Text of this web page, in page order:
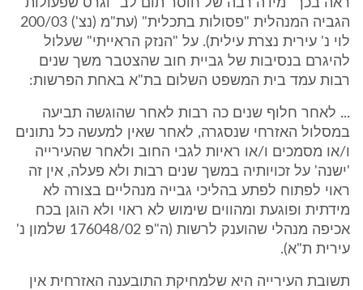
ראה בכך "מידה רבה של חוסר תום לב" וגרס שפעולות
הגביה המנהלית "פסולות בתכלית" (עת"מ (נצ') 200/03
לוי נ' עירית נצרת עילית). על "הנזק הראייתי" שעלול
להיגרם בנסיבות של גביית חוב שהצטבר משך שנים
רבות עמד בית המשפט השלום בת"א באחת הפרשות:
... לאחר חלוף שנים כה רבות לאחר שהוגשה תביעה
במסלול האזרחי שנסגרה, לאחר שאין למעשה כל נתונים
ו/או מסמכים ו/או ראיות לגבי החוב ולאחר שהעירייה
'ישנה' על זכויותיה במשך שנים רבות ולא פעלה, אין זה
ראוי לפתוח לפתע בהליכי גבייה מנהליים בצורה לא
מידתית ופוגעת ומהווים שימוש לא ראוי ולא הוגן בכח
אכיפה מנהלי שהוענק לרשות (ה"פ 176048/02 שלמון נ'
עירית ת"א).
תשובת העירייה היא שלמחיקת התובענה האזרחית אין